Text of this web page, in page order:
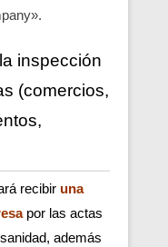
inspección
(comercios,
recibir una
por las actas
además